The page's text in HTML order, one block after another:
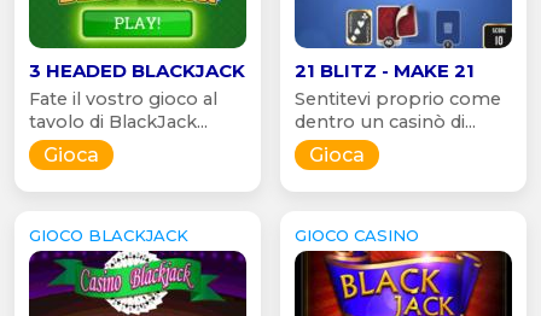
3 HEADED BLACKJACK
Fate il vostro gioco al
tavolo di BlackJack...
Gioca
21 BLITZ - MAKE 21
Sentitevi proprio come
dentro un casinò di...
Gioca
GIOCO BLACKJACK GIOCO CASINO